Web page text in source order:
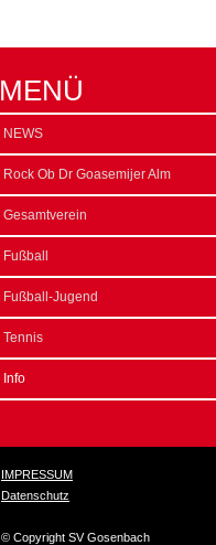
MENÜ
NEWS
Rock Ob Dr Goasemijer Alm
Gesamtverein
Fußball
Fußball-Jugend
Tennis
Info
IMPRESSUM
Datenschutz
© Copyright SV Gosenbach